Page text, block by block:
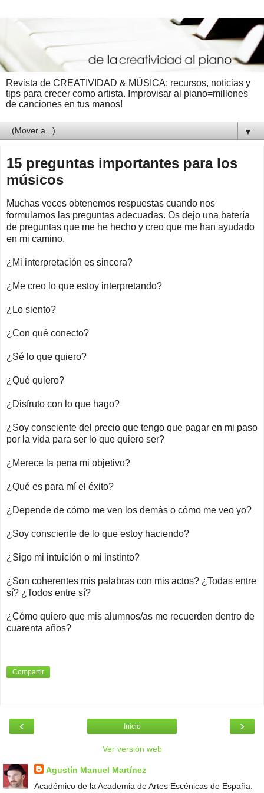
Revista de CREATIVIDAD & MÚSICA: recursos, noticias y
tips para crecer como artista. Improvisar al piano=millones
de canciones en tus manos!
▼
15 preguntas importantes para los
músicos
Muchas veces obtenemos respuestas cuando nos
formulamos las preguntas adecuadas. Os dejo una batería
de preguntas que me he hecho y creo que me han ayudado
en mi camino.
¿Mi interpretación es sincera?
¿Me creo lo que estoy interpretando?
¿Lo siento?
¿Con qué conecto?
¿Sé lo que quiero?
¿Qué quiero?
¿Disfruto con lo que hago?
¿Soy consciente del precio que tengo que pagar en mi paso
por la vida para ser lo que quiero ser?
¿Merece la pena mi objetivo?
¿Qué es para mí el éxito?
¿Depende de cómo me ven los demás o cómo me veo yo?
¿Soy consciente de lo que estoy haciendo?
¿Sigo mi intuición o mi instinto?
¿Son coherentes mis palabras con mis actos? ¿Todas entre
sí? ¿Todos entre sí?
¿Cómo quiero que mis alumnos/as me recuerden dentro de
cuarenta años?
Compartir
‹ ›
Inicio
Ver versión web
Agustín Manuel Martínez
Académico de la Academia de Artes Escénicas de España.